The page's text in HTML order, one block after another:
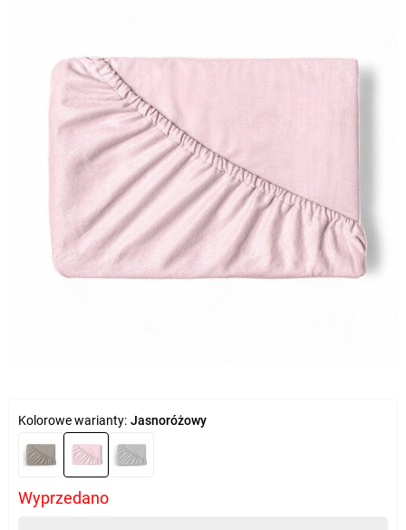
Kolorowe warianty: Jasnoróżowy
Wyprzedano